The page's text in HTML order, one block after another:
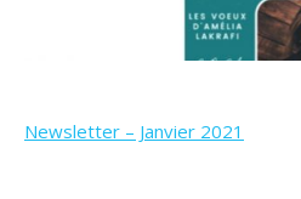
Newsletter – Janvier 2021